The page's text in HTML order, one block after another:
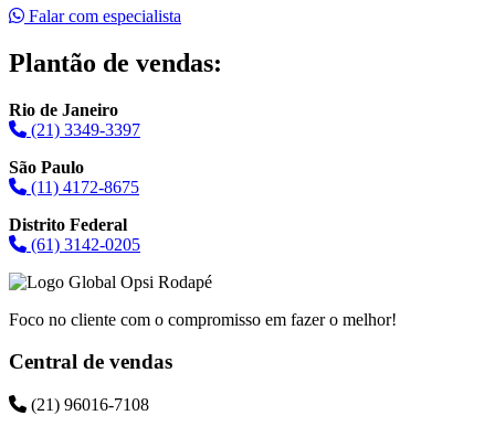
Falar com especialista
Plantão de vendas:
Rio de Janeiro
(21) 3349-3397
São Paulo
(11) 4172-8675
Distrito Federal
(61) 3142-0205
Foco no cliente com o compromisso em fazer o melhor!
Central de vendas
(21) 96016-7108